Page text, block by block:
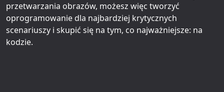
przetwarzania obrazów, możesz więc tworzyć
oprogramowanie dla najbardziej krytycznych
scenariuszy i skupić się na tym, co najważniejsze: na
kodzie.